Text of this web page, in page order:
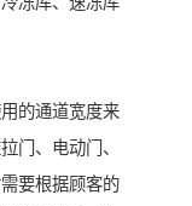
的通道宽度来
门、电动门、
要根据顾客的